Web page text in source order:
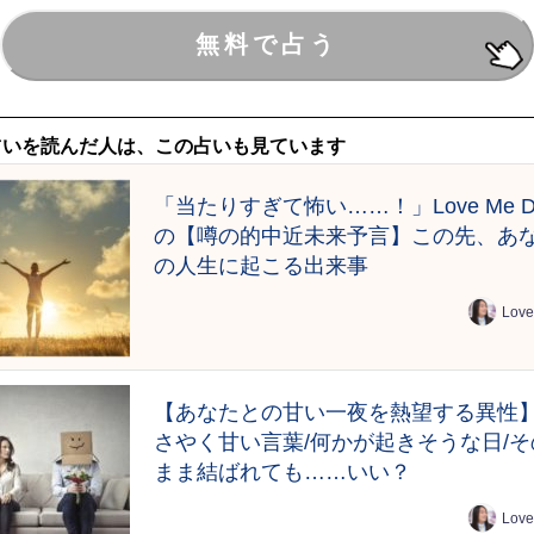
を読んだ人は、この占いも見ています
「当たりすぎて怖い……！」Love Me
の【噂の的中近未来予言】この先、あ
の人生に起こる出来事
【あなたとの甘い一夜を熱望する異性
さやく甘い言葉/何かが起きそうな日/
まま結ばれても……いい？